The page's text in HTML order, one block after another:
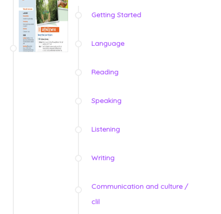
Getting Started
Language
Reading
Speaking
Listening
Writing
Communication and culture /
clil